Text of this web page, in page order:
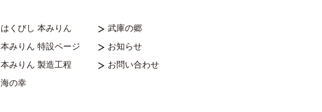
はくびし 本みりん
本みりん 特設ページ
本みりん 製造工程
海の幸
武庫の郷
お知らせ
お問い合わせ